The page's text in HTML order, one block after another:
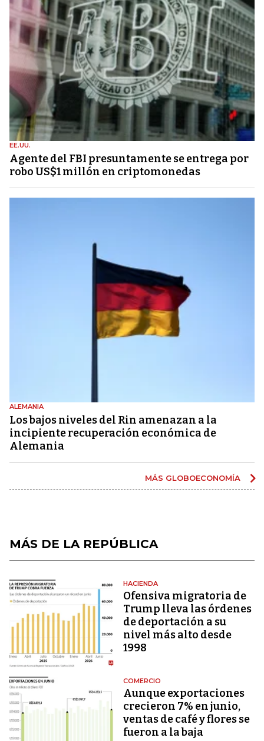
EE.UU.
Agente del FBI presuntamente se entrega por
robo US$1 millón en criptomonedas
ALEMANIA
Los bajos niveles del Rin amenazan a la
incipiente recuperación económica de
Alemania
MÁS GLOBOECONOMÍA
MÁS DE LA REPÚBLICA
HACIENDA
Ofensiva migratoria de
Trump lleva las órdenes
de deportación a su
nivel más alto desde
1998
COMERCIO
Aunque exportaciones
crecieron 7% en junio,
ventas de café y flores se
fueron a la baja